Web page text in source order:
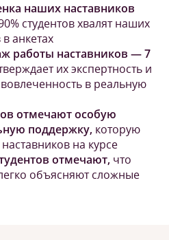
наших наставников
студентов хвалят наших
анкетах
работы наставников — 7
их экспертность и
в реальную
отмечают особую
поддержку, которую
на курсе
отмечают, что
объясняют сложные